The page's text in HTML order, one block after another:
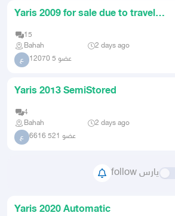
Yaris 2009 for sale due to travel
15
Bahah
2 days ago
ع عضو 5 12070
Yaris 2013 SemiStored
4
Bahah
2 days ago
ع عضو 521 6616
follow يارس
Yaris 2020 Automatic